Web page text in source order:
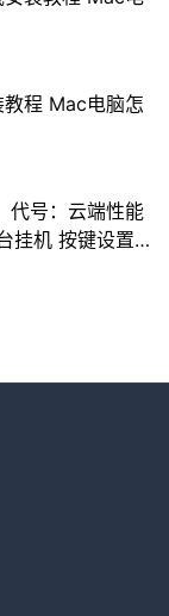
程 Mac电脑怎
代号：云端性能
挂机 按键设置